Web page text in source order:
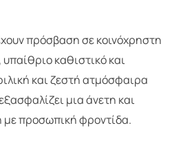
πρόσβαση σε κοινόχρηστη
καθιστικό και
και ζεστή ατμόσφαιρα
μια άνετη και
με προσωπική φροντίδα.